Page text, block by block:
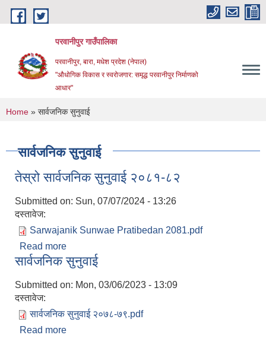
Skip to main content
परवानीपुर गाउँपालिका
परवानीपुर, बारा, मधेश प्रदेश (नेपाल)
"औधोगिक विकास र स्वरोजगार: समृद्ध परवानीपुर निर्माणको
आधार"
You are here
Home » सार्वजनिक सुनुवाई
सार्वजनिक सुनुवाई
तेस्रो सार्वजनिक सुनुवाई २०८१-८२
Submitted on: Sun, 07/07/2024 - 13:26
दस्तावेज:
Sarwajanik Sunwae Pratibedan 2081.pdf
Read more
सार्वजनिक सुनुवाई
Submitted on: Mon, 03/06/2023 - 13:09
दस्तावेज:
सार्वजनिक सुनुवाई २०७८-७९.pdf
Read more